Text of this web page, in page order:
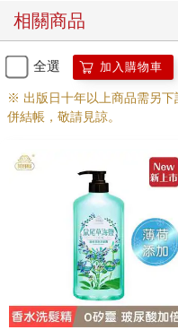
相關商品
全選 加入購物車
※ 出版日十年以上商品需另下
併結帳，敬請見諒。